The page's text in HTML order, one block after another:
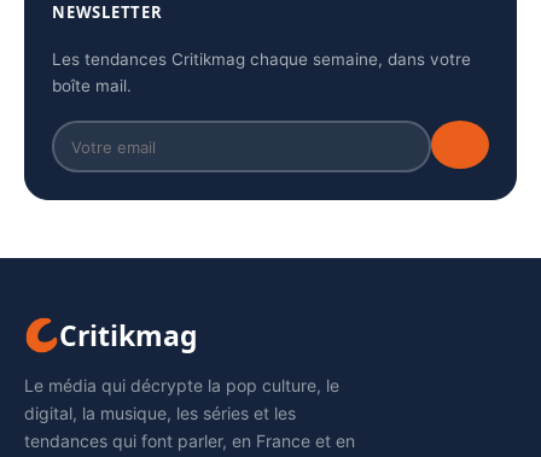
NEWSLETTER
Les tendances Critikmag chaque semaine, dans votre
boîte mail.
Critikmag
Le média qui décrypte la pop culture, le
digital, la musique, les séries et les
tendances qui font parler, en France et en